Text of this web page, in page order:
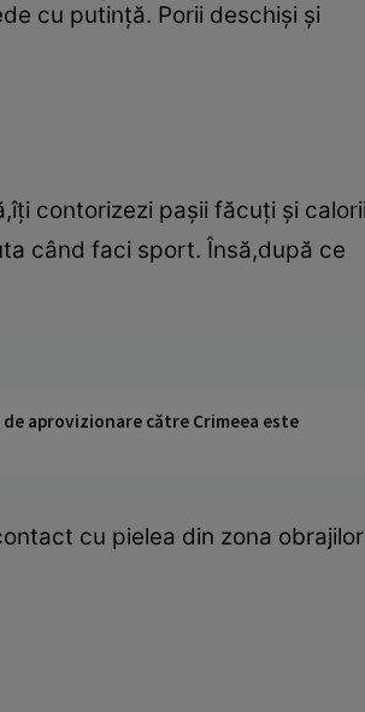
cu putinţă. Porii deschişi şi
contorizezi paşii făcuţi şi
când faci sport. Însă,după ce
aprovizionare către Crimeea este
cu pielea din zona